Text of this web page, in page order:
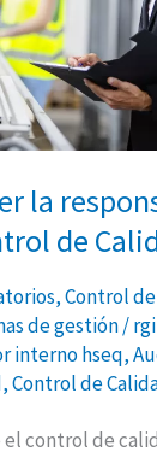
la
de
,Control
de gestión/rgi
interno hseq,
,Control de
el control de